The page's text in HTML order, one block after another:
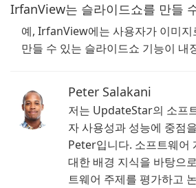
IrfanView는 슬라이드쇼를 만들
예, IrfanView에는 사용자가 이미지
만들 수 있는 슬라이드쇼 기능이 내
Peter Salakani
저는 UpdateStar의 소프
자 사용성과 성능에 중점
Peter입니다. 소프트웨어
대한 배경 지식을 바탕으
트웨어 주제를 평가하고